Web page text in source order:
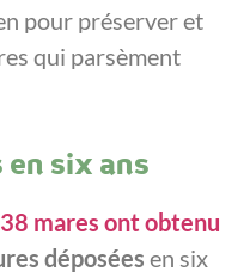
pour préserver et
qui parsèment
six ans
38 mares ont obtenu
déposées en six